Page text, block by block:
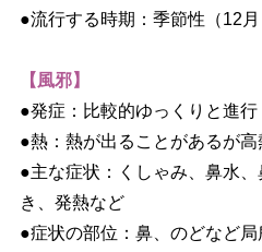
●流行する時期：季節性（12月
【風邪】
●発症：比較的ゆっくりと進行
●熱：熱が出ることがあるが
●主な症状：くしゃみ、鼻水
き、発熱など
●症状の部位：鼻、のどなど